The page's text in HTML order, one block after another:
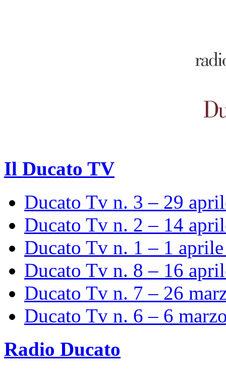
Il Ducato TV
Ducato Tv n. 3 – 29
Ducato Tv n. 2 – 14
Ducato Tv n. 1 – 1
Ducato Tv n. 8 – 16
Ducato Tv n. 7 – 26
Ducato Tv n. 6 – 6
Radio Ducato